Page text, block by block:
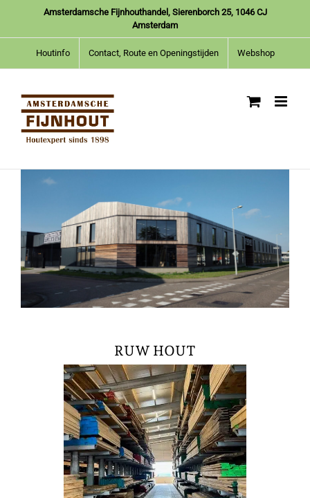
inhoud
Amsterdamsche Fijnhouthandel, Sierenborch 25, 1046 CJ
Amsterdam
Houtinfo Contact, Route en Openingstijden Webshop
RUW HOUT